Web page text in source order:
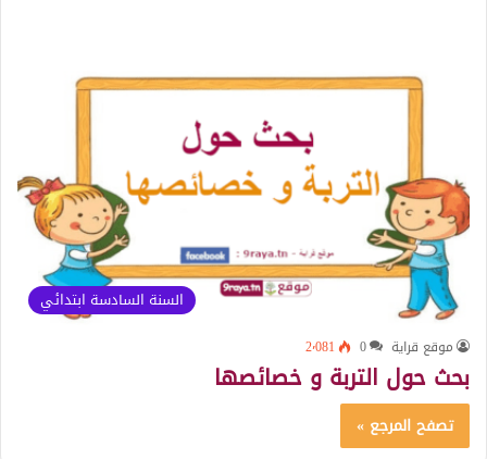
السنة السادسة ابتدائي
موقع قراية 0 2٬081
بحث حول التربة و خصائصها
تصفح المرجع »